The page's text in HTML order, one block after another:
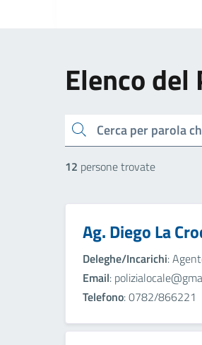
Elenco
cerca
12 persone trovate
Ag. Diego La
Deleghe/Incarichi:
Email:
Telefono: 0782/866221